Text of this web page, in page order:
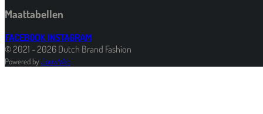
Maattabellen
FACEBOOK INSTAGRAM
© 2021 - 2026 Dutch Brand Fashion
Powered byJouwWeb